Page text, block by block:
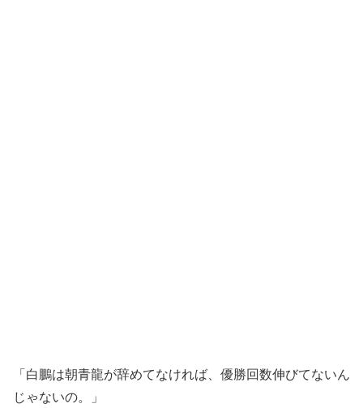
「白鵬は朝青龍が辞めてなければ、優勝回数伸びてないん
じゃないの。」